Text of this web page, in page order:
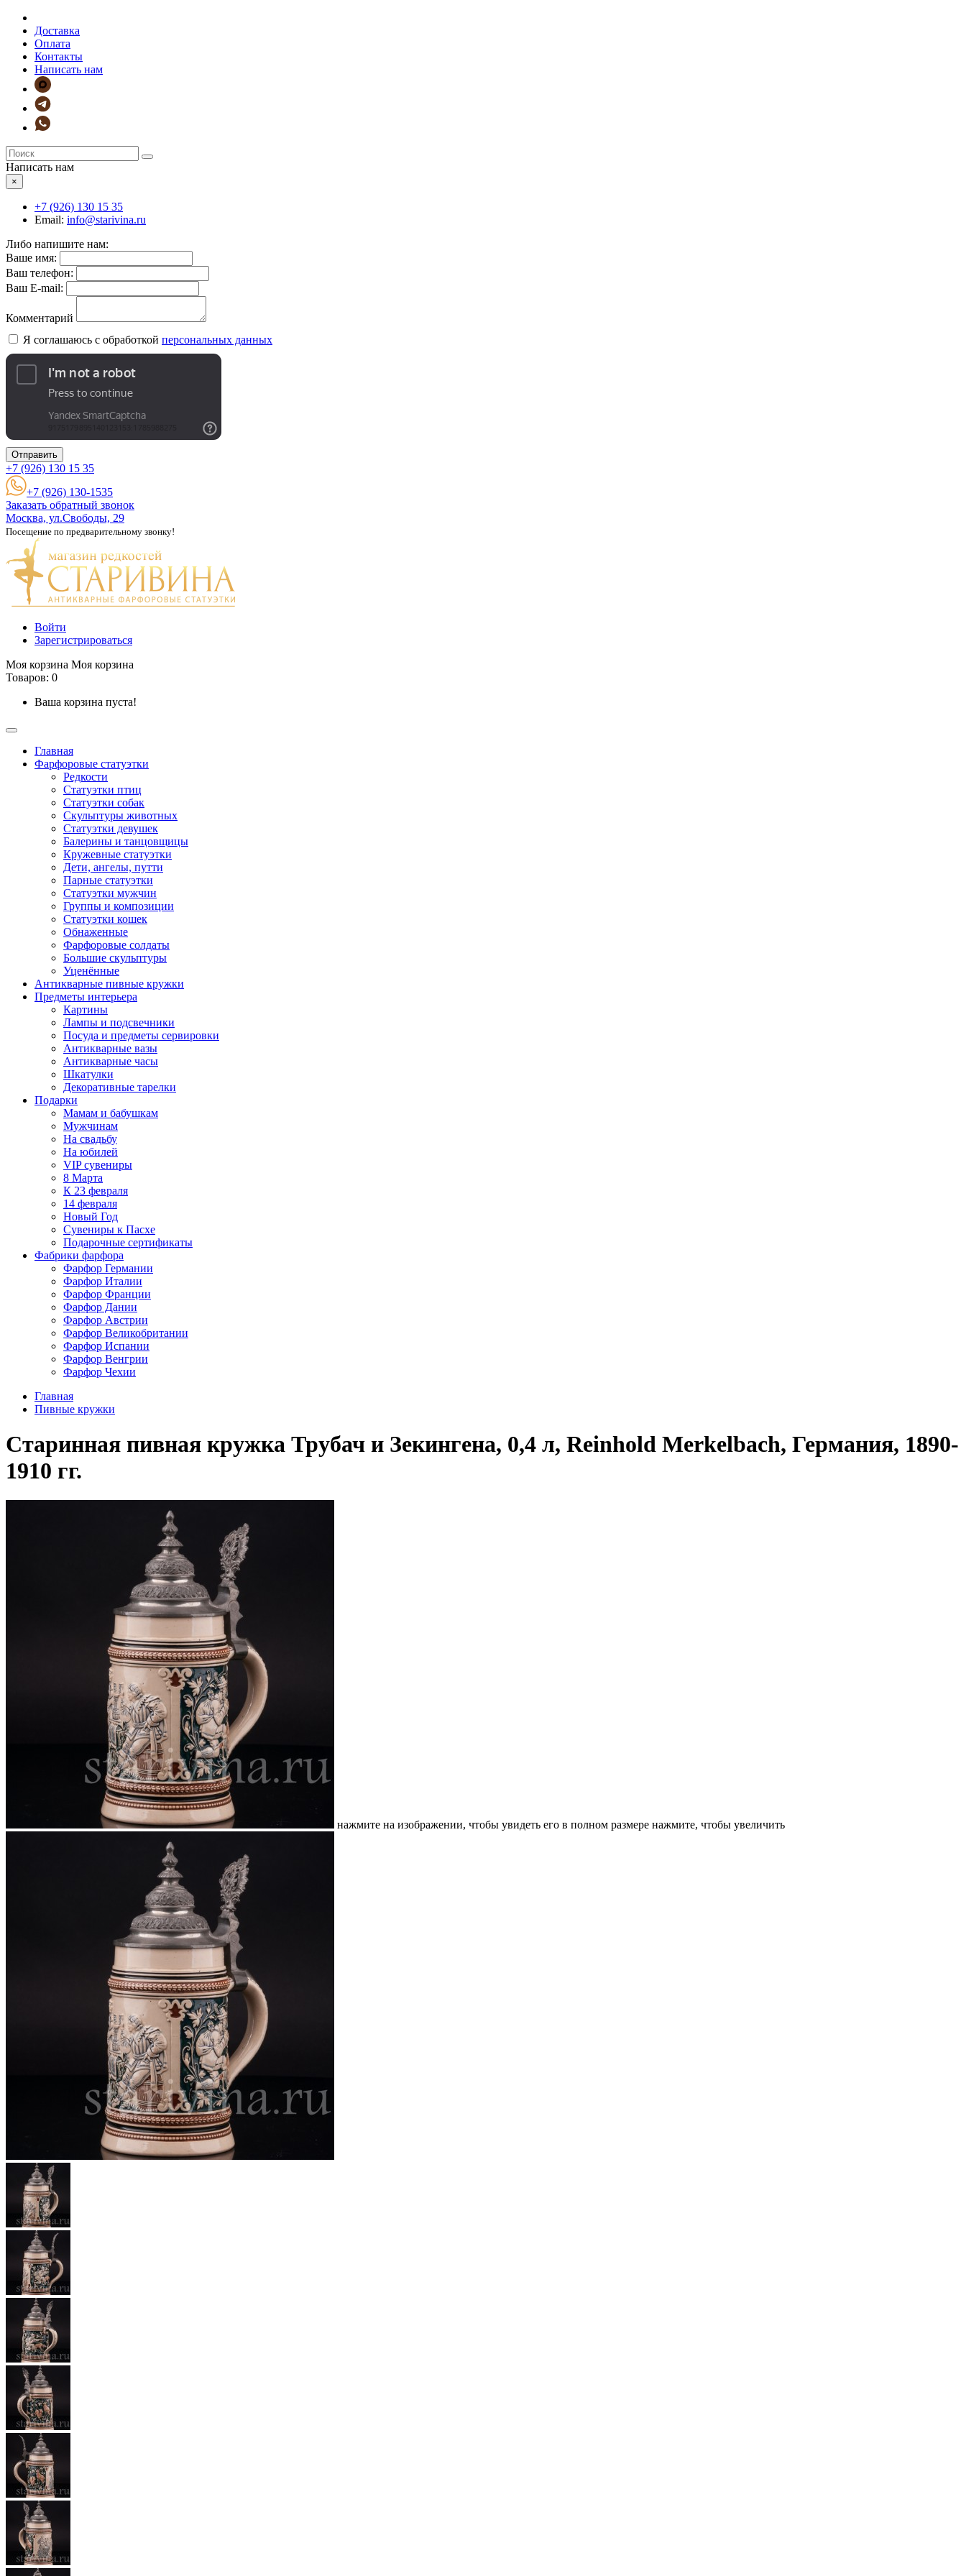
Доставка
Оплата
Контакты
Написать нам
Написать нам
×
+7 (926) 130 15 35
Email: info@starivina.ru
Либо напишите нам:
Ваше имя:
Ваш телефон:
Ваш E-mail:
Комментарий
Я соглашаюсь с обработкой персональных данных
Отправить
+7 (926) 130 15 35
+7 (926) 130-1535
Заказать обратный звонок
Москва, ул.Свободы, 29
Посещение по предварительному звонку!
Войти
Зарегистрироваться
Моя корзина Моя корзина
Товаров: 0
Ваша корзина пуста!
Главная
Фарфоровые статуэтки
Редкости
Cтатуэтки птиц
Cтатуэтки собак
Скульптуры животных
Статуэтки девушек
Балерины и танцовщицы
Кружевные статуэтки
Дети, ангелы, путти
Парные статуэтки
Статуэтки мужчин
Группы и композиции
Статуэтки кошек
Обнаженные
Фарфоровые солдаты
Большие скульптуры
Уценённые
Антикварные пивные кружки
Предметы интерьера
Картины
Лампы и подсвечники
Посуда и предметы сервировки
Антикварные вазы
Антикварные часы
Шкатулки
Декоративные тарелки
Подарки
Мамам и бабушкам
Мужчинам
На свадьбу
На юбилей
VIP сувениры
8 Марта
К 23 февраля
14 февраля
Новый Год
Сувениры к Пасхе
Подарочные сертификаты
Фабрики фарфора
Фарфор Германии
Фарфор Италии
Фарфор Франции
Фарфор Дании
Фарфор Австрии
Фарфор Великобритании
Фарфор Испании
Фарфор Венгрии
Фарфор Чехии
Главная
Пивные кружки
Старинная пивная кружка Трубач и Зекингена, 0,4 л, Reinhold Merkelbach, Германия, 1890-
1910 гг.
нажмите на изображении, чтобы увидеть его в полном размере нажмите, чтобы увеличить